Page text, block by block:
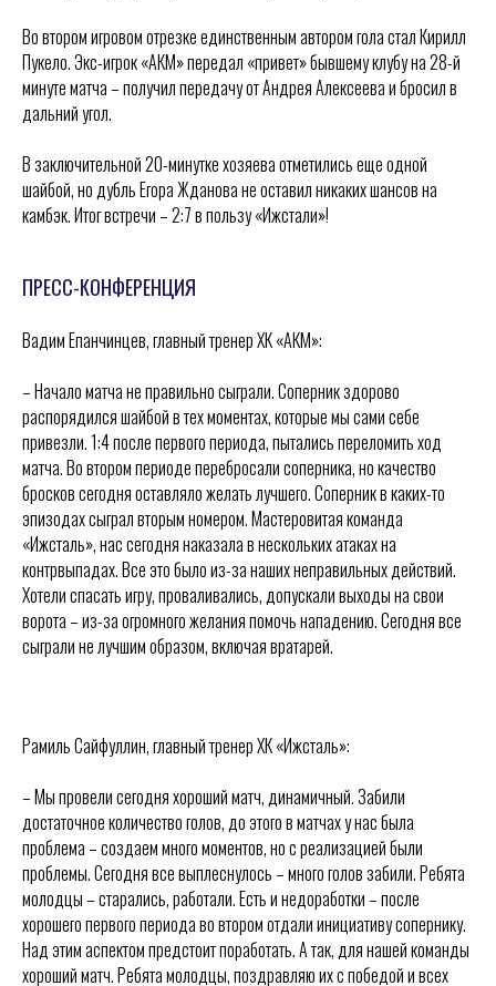
Во втором игровом отрезке единственным автором гола стал Кирилл
Пукело. Экс-игрок «АКМ» передал «привет» бывшему клубу на 28-й
минуте матча – получил передачу от Андрея Алексеева и бросил в
дальний угол.
В заключительной 20-минутке хозяева отметились еще одной
шайбой, но дубль Егора Жданова не оставил никаких шансов на
камбэк. Итог встречи – 2:7 в пользу «Ижстали»!
ПРЕСС-КОНФЕРЕНЦИЯ
Вадим Епанчинцев, главный тренер ХК «АКМ»:
– Начало матча не правильно сыграли. Соперник здорово
распорядился шайбой в тех моментах, которые мы сами себе
привезли. 1:4 после первого периода, пытались переломить ход
матча. Во втором периоде перебросали соперника, но качество
бросков сегодня оставляло желать лучшего. Соперник в каких-то
эпизодах сыграл вторым номером. Мастеровитая команда
«Ижсталь», нас сегодня наказала в нескольких атаках на
контрвыпадах. Все это было из-за наших неправильных действий.
Хотели спасать игру, проваливались, допускали выходы на свои
ворота – из-за огромного желания помочь нападению. Сегодня все
сыграли не лучшим образом, включая вратарей.
Рамиль Сайфуллин, главный тренер ХК «Ижсталь»:
– Мы провели сегодня хороший матч, динамичный. Забили
достаточное количество голов, до этого в матчах у нас была
проблема – создаем много моментов, но с реализацией были
проблемы. Сегодня все выплеснулось – много голов забили. Ребята
молодцы – старались, работали. Есть и недоработки – после
хорошего первого периода во втором отдали инициативу сопернику.
Над этим аспектом предстоит поработать. А так, для нашей команды
хороший матч. Ребята молодцы, поздравляю их с победой и всех
ХК « »
Администрация
Состав команды
НМХК« Прогресс»
Турнирная таблица
Тренерский штаб
Календарь МХЛ
Состав команды
Спортивная школа
НМХЛ
ВХЛ
НХЛ
Медиа
Фото
Магазин
Акции для
болельщиков
ООО «ХК «Ижсталь»
ОГРН 1261800004751, ИНН 1800050073
г. Ижевск, ул. Свободы, д. 82а